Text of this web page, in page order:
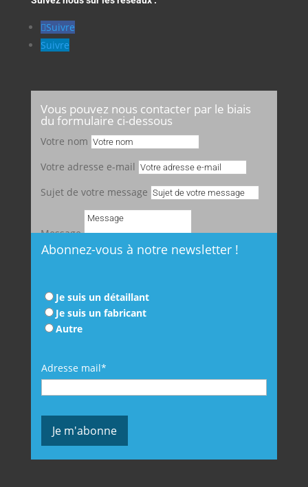
Suivre
Suivre
Vous pouvez nous contacter par le biais
du formulaire ci-dessous
Votre nom
Votre adresse e-mail
Sujet de votre message
Message
Abonnez-vous à notre newsletter !
Je suis un détaillant
Je suis un fabricant
Autre
Adresse mail*